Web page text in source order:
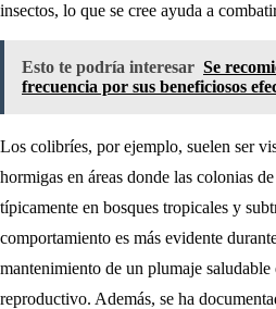
insectos, lo que se cree ayuda a
Esto te podría interesar Se
frecuencia por sus beneficiosos
Los colibríes, por ejemplo, suelen ser
hormigas en áreas donde las colonias
típicamente en bosques tropicales y
comportamiento es más evidente
mantenimiento de un plumaje saludable
reproductivo. Además, se ha